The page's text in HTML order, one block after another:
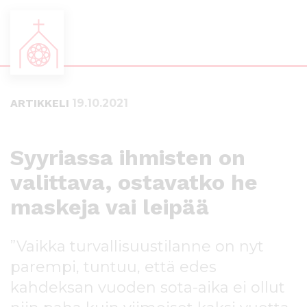
ARTIKKELI 19.10.2021
Syyriassa ihmisten on
valittava, ostavatko he
maskeja vai leipää
”Vaikka turvallisuustilanne on nyt
parempi, tuntuu, että edes
kahdeksan vuoden sota-aika ei ollut